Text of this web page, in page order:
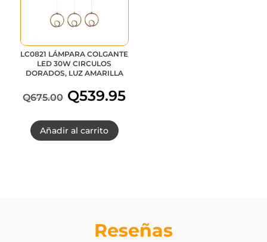
LC0821 LÁMPARA COLGANTE
LED 30W CIRCULOS
DORADOS, LUZ AMARILLA
Q675.00
precio
Q675.00.
Q539.95
Q539.95.
Añadir al carrito
Reseñas